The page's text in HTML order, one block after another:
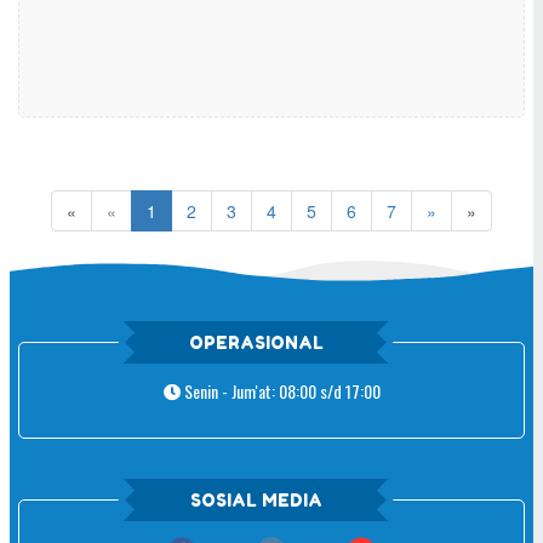
« « 1 2 3 4 5 6 7 » »
OPERASIONAL
Senin - Jum'at: 08:00 s/d 17:00
SOSIAL MEDIA